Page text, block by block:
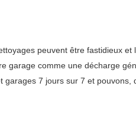
peuvent être fastidieux et
garage comme une décharge
7 jours sur 7 et